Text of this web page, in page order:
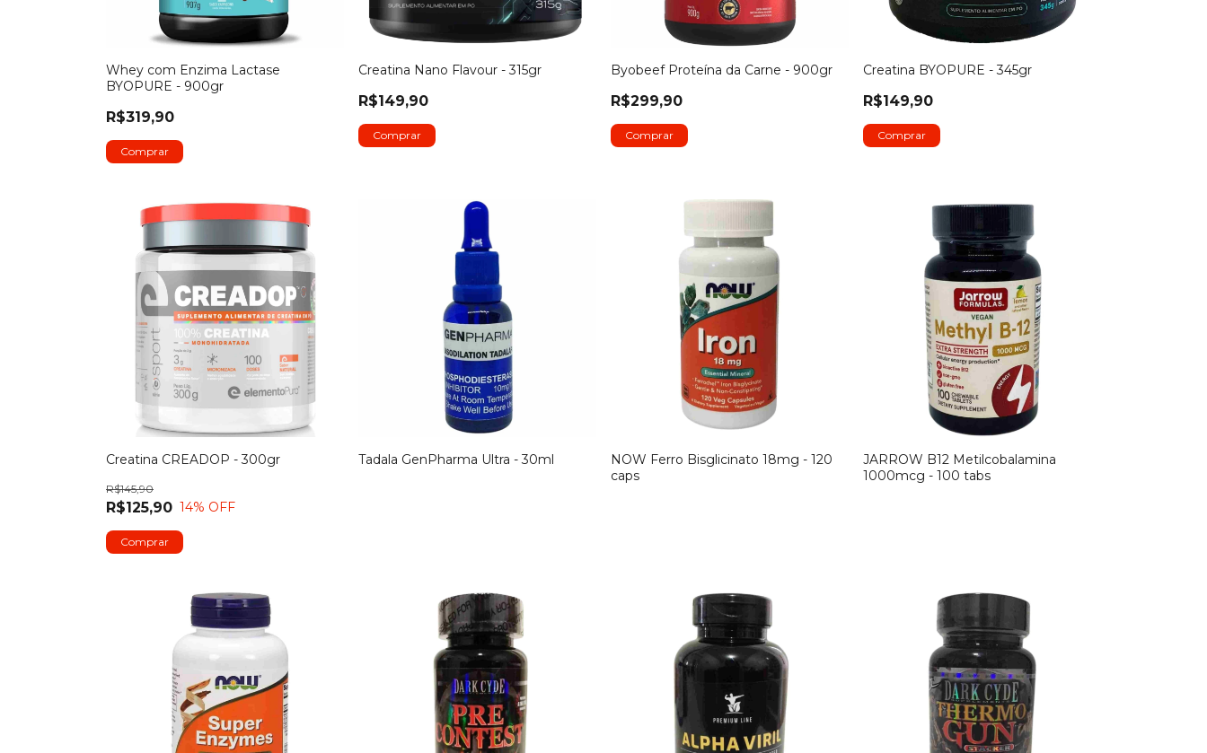
Whey com Enzima Lactase
BYOPURE - 900gr
R$319,90
Comprar
Creatina Nano Flavour - 315gr
R$149,90
Comprar
Byobeef Proteína da Carne - 900gr
R$299,90
Comprar
Creatina BYOPURE - 345gr
R$149,90
Creatina CREADOP - 300gr
R$125,90
R$145,90
14% OFF
Tadala GenPharma Ultra - 30ml
NOW Ferro Bisglicinato 18mg - 120
caps
JARROW B12 Metilcobalamina
1000mcg - 100 tabs